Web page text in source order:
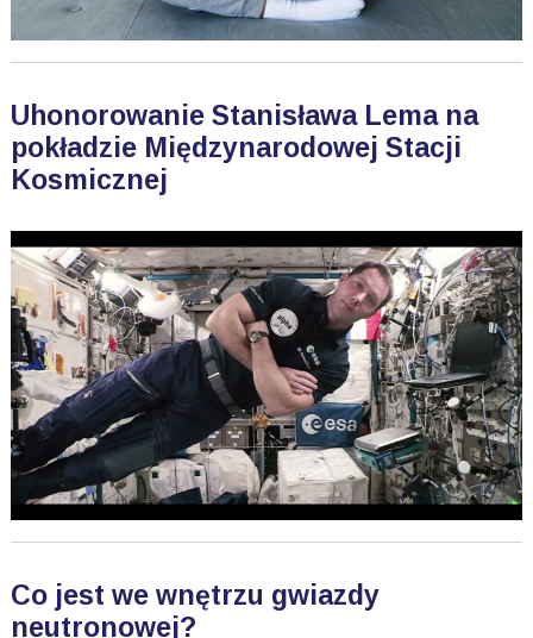
Uhonorowanie Stanisława Lema na
pokładzie Międzynarodowej Stacji
Kosmicznej
Co jest we wnętrzu gwiazdy
neutronowej?